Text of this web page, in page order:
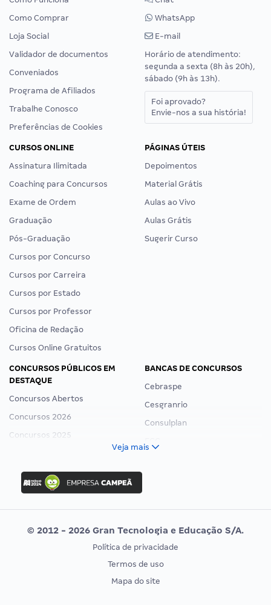
Como Comprar
Loja Social
Validador de documentos
Conveniados
Programa de Afiliados
Trabalhe Conosco
Preferências de Cookies
WhatsApp
E-mail
Horário de atendimento:
segunda a sexta (8h às 20h),
sábado (9h às 13h).
Foi aprovado?
Envie-nos a sua história!
CURSOS ONLINE
Assinatura Ilimitada
Coaching para Concursos
Exame de Ordem
Graduação
Pós-Graduação
Cursos por Concurso
Cursos por Carreira
Cursos por Estado
Cursos por Professor
Oficina de Redação
Cursos Online Gratuitos
PÁGINAS ÚTEIS
Depoimentos
Material Grátis
Aulas ao Vivo
Aulas Grátis
Sugerir Curso
CONCURSOS PÚBLICOS EM
DESTAQUE
Concursos Abertos
Concursos 2026
Concursos 2025
Concurso Ibama
Concurso MPU
Editais publicados
BANCAS DE CONCURSOS
Cebraspe
Cesgranrio
Consulplan
Vunesp
CONCURSOS POR PROFISSÃO
EXAME DE ORDEM
Veja mais
© 2012 - 2026 Gran Tecnologia e Educação S/A.
Política de privacidade
Termos de uso
Mapa do site